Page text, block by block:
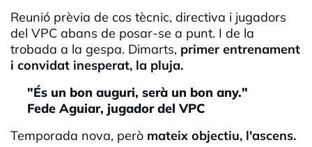
Reunió prèvia de cos tècnic, directiva i jugadors
del VPC abans de posar-se a punt. I de la
trobada a la gespa. Dimarts, primer entrenament
i convidat inesperat, la pluja.
"És un bon auguri, serà un bon any."
Fede Aguiar, jugador del VPC
Temporada nova, però mateix objectiu, l'ascens.